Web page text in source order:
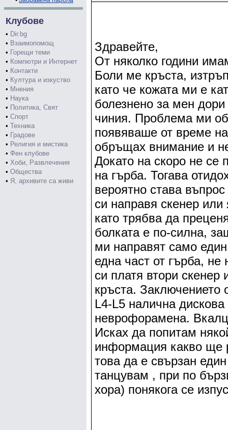
Клубове
• Dir.bg
• Взаимопомощ
• Горещи теми
• Компютри и Интернет
• Контакти
• Култура и изкуство
• Мнения
• Наука
• Политика, Свят
• Спорт
• Техника
• Градове
• Религия и мистика
• Фен клубове
• Хоби, Развлечения
• Общества
• Я, архивите са живи
Здравейте,
От няколко години
Боли ме кръста,
като че кожата ми е
болезнено за мен дори
чиния. Проблема ми
появяваше от време
обръщах внимание и
Докато на скоро не се
на гърба. Тогава
вероятно става
си направя скенер
като трябва да
болката е по-силна,
ми направят само
една част от гърба,
си платя втори
кръста. Заключението
L4-L5 налична
неврофорамена.
Исках да попитам
информация какво ще
това да е свързан
танцувам , при по
хора) понякога се